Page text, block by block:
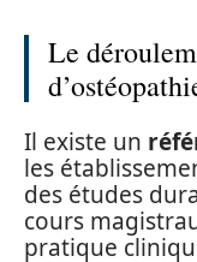
Le
Il existe un
les
des études
cours
pratique